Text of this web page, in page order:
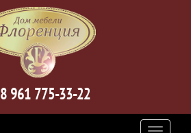
8 961 775-33-22